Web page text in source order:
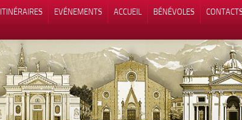
ITINÉRAIRES EVÉNEMENTS ACCUEIL BÉNÉVOLES